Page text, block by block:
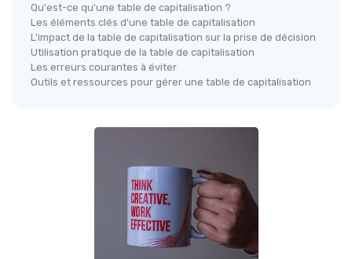
Qu'est-ce qu'une table de capitalisation ?
Les éléments clés d'une table de capitalisation
L'impact de la table de capitalisation sur la prise de décision
Utilisation pratique de la table de capitalisation
Les erreurs courantes à éviter
Outils et ressources pour gérer une table de capitalisation